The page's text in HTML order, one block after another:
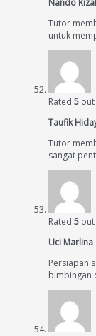
Tutor
untuk
Rated 5
Taufik
Tutor
sangat
Rated 5
Uci Marlina
Persiapan
bimbingan